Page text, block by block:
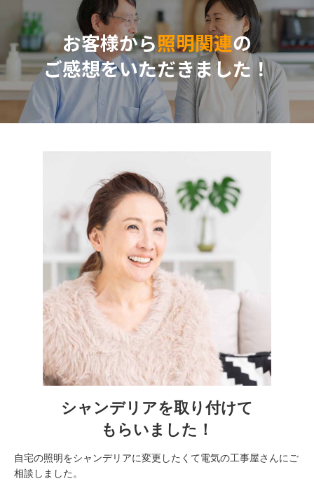
お客様から照明関連の
ご感想をいただきました！
シャンデリアを取り付けて
もらいました！
自宅の照明をシャンデリアに変更したくて電気の工事屋さんにご
相談しました。